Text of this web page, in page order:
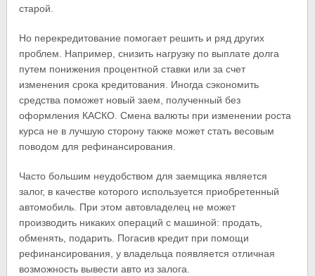
старой.
Но перекредитование помогает решить и ряд других
проблем. Например, снизить нагрузку по выплате долга
путем понижения процентной ставки или за счет
изменения срока кредитования. Иногда сэкономить
средства поможет новый заем, полученный без
оформления КАСКО. Смена валюты при изменении роста
курса не в лучшую сторону также может стать весовым
поводом для рефинансирования.
Часто большим неудобством для заемщика является
залог, в качестве которого используется приобретенный
автомобиль. При этом автовладелец не может
производить никаких операций с машиной: продать,
обменять, подарить. Погасив кредит при помощи
рефинансирования, у владельца появляется отличная
возможность вывести авто из залога.